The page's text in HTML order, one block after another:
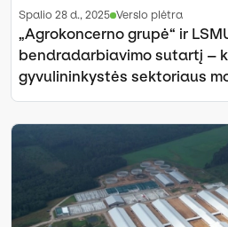
spalio 28 d., 2025 Verslo plėtra
„Agrokoncerno grupė“ ir
bendradarbiavimo sutartį –
gyvulininkystės sektoriaus